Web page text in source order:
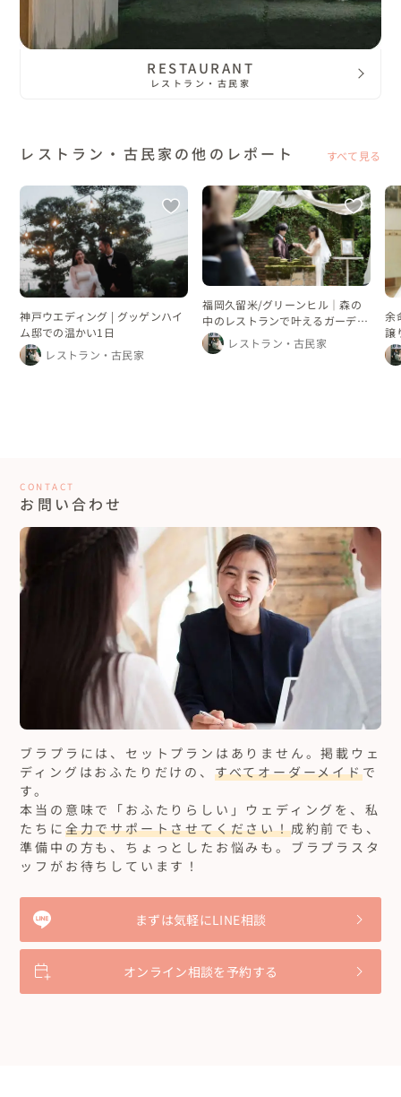
RESTAURANT
レストラン・古民家
レストラン・古民家の他のレポート すべて見る
神戸ウエディング | グッゲンハイ
ム邸での温かい1日
レストラン・古民家
福岡久留米/グリーンヒル｜森の
中のレストランで叶えるガーデン
ウェディング
レストラン・古民家
余
譲
レ
CONTACT
お問い合わせ
ブラプラには、セットプランはありません。掲載ウェ
ディングはおふたりだけの、 すべてオーダーメイドで
す。
本当の意味で「おふたりらしい」ウェディングを、私
たちに 全力でサポートさせてください！成約前でも、
準備中の方も、ちょっとしたお悩みも。ブラプラスタ
ッフがお待ちしています！
まずは気軽にLINE相談
オンライン相談を予約する